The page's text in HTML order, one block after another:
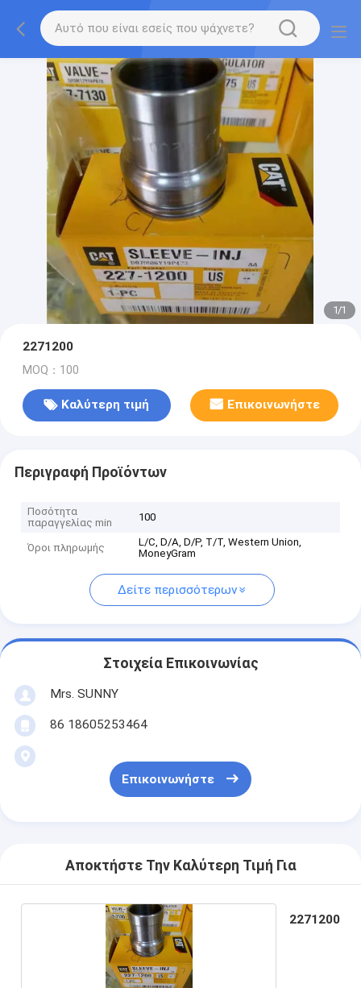
1/1
2271200
MOQ：100
Καλύτερη τιμή Επικοινωνήστε
Περιγραφή Προϊόντων
Ποσότητα
παραγγελίας min
100
Όροι πληρωμής
L/C, D/A, D/P, T/T, Western Union,
MoneyGram
Δείτε περισσότερων
Στοιχεία Επικοινωνίας
Mrs. SUNNY
86 18605253464
Επικοινωνήστε
Αποκτήστε Την Καλύτερη Τιμή Για
2271200